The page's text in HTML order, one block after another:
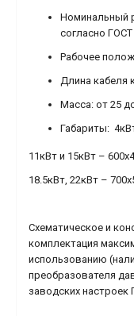
Номинальный
согласно
Рабочее
Длина кабеля
Масса: от 25
Габариты:
11кВт и 15кВт –
18.5кВт, 22кВт –
Схематическое и
комплектация
использованию
преобразователя
заводских настроек